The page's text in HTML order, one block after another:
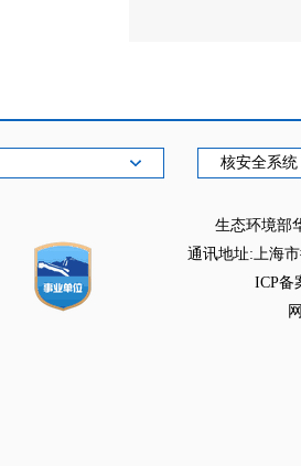
核安全系统
生态环境部
通讯地址:上海
ICP备